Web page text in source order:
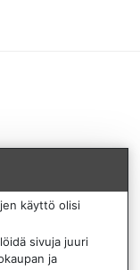
käyttö olisi
sivuja juuri
ja